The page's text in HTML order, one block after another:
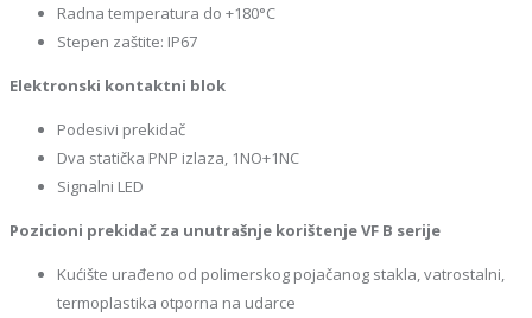
Radna temperatura do +180°C
Stepen zaštite: IP67
Elektronski kontaktni blok
Podesivi prekidač
Dva statička PNP izlaza, 1NO+1NC
Signalni LED
Pozicioni prekidač za unutrašnje korištenje VF B serije
Kućište urađeno od polimerskog pojačanog stakla, vatrostalni,
termoplastika otporna na udarce